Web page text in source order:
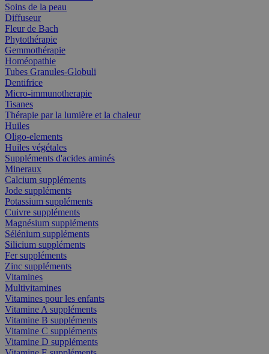
Soins de la peau
Diffuseur
Fleur de Bach
Phytothérapie
Gemmothérapie
Homéopathie
Tubes Granules-Globuli
Dentifrice
Micro-immunotherapie
Tisanes
Thérapie par la lumière et la chaleur
Huiles
Oligo-elements
Huiles végétales
Suppléments d'acides aminés
Mineraux
Calcium suppléments
Jode suppléments
Potassium suppléments
Cuivre suppléments
Magnésium suppléments
Sélénium suppléments
Silicium suppléments
Fer suppléments
Zinc suppléments
Vitamines
Multivitamines
Vitamines pour les enfants
Vitamine A suppléments
Vitamine B suppléments
Vitamine C suppléments
Vitamine D suppléments